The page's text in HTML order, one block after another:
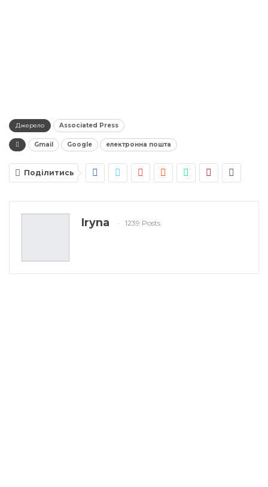
Джерело Associated Press
Gmail Google електронна пошта
Поділитись
Iryna 1239 Posts